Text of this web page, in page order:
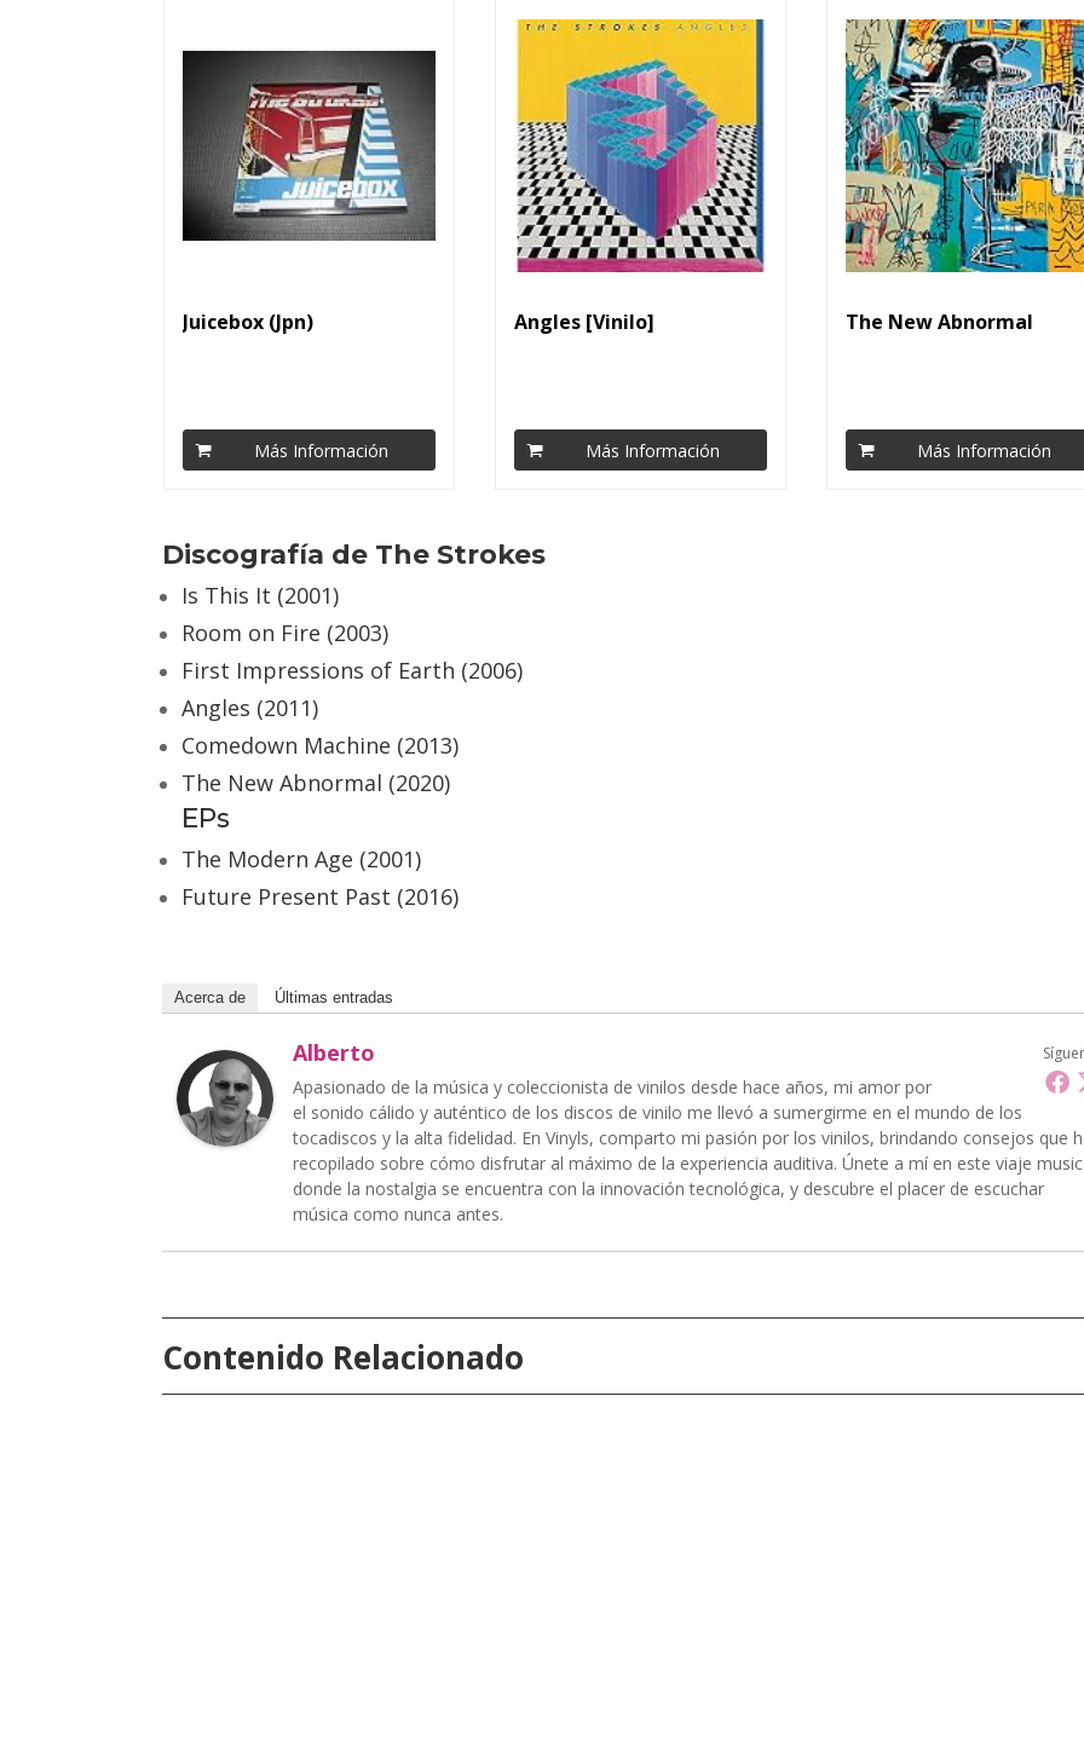
Juicebox (Jpn)
Más Información
Angles [Vinilo]
Más Información
The New Abnormal
Más Información
Discografía de The Strokes
Is This It (2001)
Room on Fire (2003)
First Impressions of Earth (2006)
Angles (2011)
Comedown Machine (2013)
The New Abnormal (2020)
EPs
The Modern Age (2001)
Future Present Past (2016)
Acerca de Últimas entradas
Alberto
Apasionado de la música y coleccionista de vinilos desde hace años, mi amor por
el sonido cálido y auténtico de los discos de vinilo me llevó a sumergirme en el mundo de los
tocadiscos y la alta fidelidad. En Vinyls, comparto mi pasión por los vinilos, brindando consejos que
recopilado sobre cómo disfrutar al máximo de la experiencia auditiva. Únete a mí en este viaje
donde la nostalgia se encuentra con la innovación tecnológica, y descubre el placer de escuchar
música como nunca antes.
Contenido Relacionado